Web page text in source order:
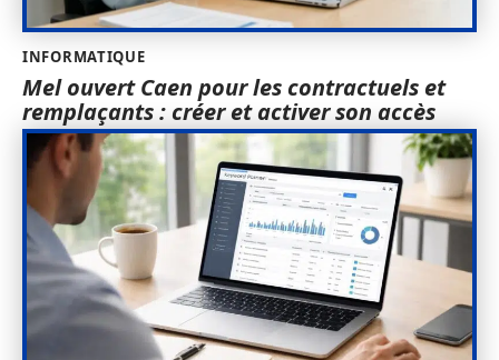
INFORMATIQUE
Mel ouvert Caen pour les contractuels et
remplaçants : créer et activer son accès